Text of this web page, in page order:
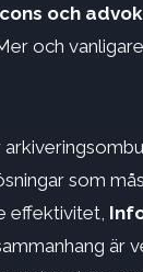
och
och
som
effektivitet,
är